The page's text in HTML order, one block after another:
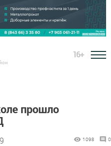
16+
прошло
1098 0